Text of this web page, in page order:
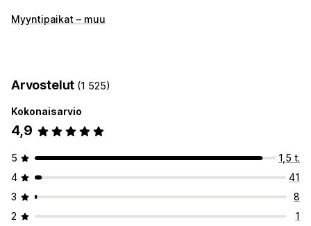
Mukautukset
Väri Koko Nopeus
Tiedostojen lataus (lähettäminen)
Ajastaminen
Kausittaiset tapahtumat
Myyntipaikat – muu
Arvostelut (1 525)
Kokonaisarvio
4,9
5
1,5 t.
4
41
3
8
2
1